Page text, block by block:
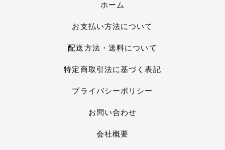
ホーム
お支払い方法について
配送方法・送料について
特定商取引法に基づく表記
プライバシーポリシー
お問い合わせ
会社概要